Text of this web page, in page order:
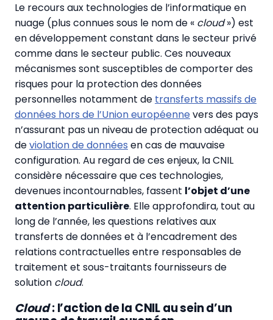
Le recours aux technologies de l’informatique en
nuage (plus connues sous le nom de « cloud») est
en développement constant dans le secteur privé
comme dans le secteur public. Ces nouveaux
mécanismes sont susceptibles de comporter des
risques pour la protection des données
personnelles notamment de transferts massifs de
données hors de l’Union européennevers des pays
n’assurant pas un niveau de protection adéquat ou
deviolation de données en cas de mauvaise
configuration. Au regard de ces enjeux, la CNIL
considère nécessaire que ces technologies,
devenues incontournables, fassent l’objet d’une
attention particulière. Elle approfondira, tout au
long de l’année, les questions relatives aux
transferts de données et à l’encadrement des
relations contractuelles entre responsables de
traitement et sous-traitants fournisseurs de
solution cloud.
Cloud: l’action de la CNIL au sein d’un